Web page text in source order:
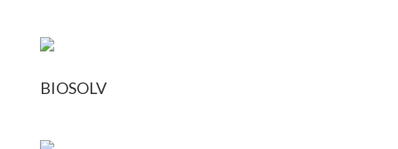
BIOSOLV